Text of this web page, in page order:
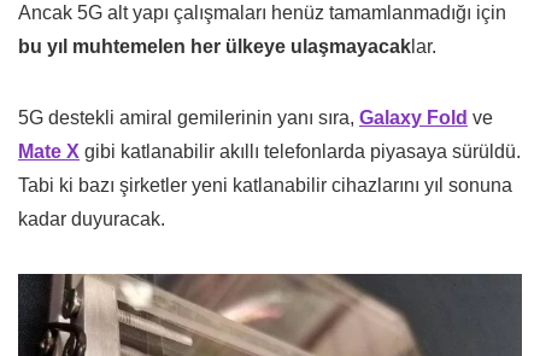
Ancak 5G alt yapı çalışmaları henüz tamamlanmadığı için
bu yıl muhtemelen her ülkeye ulaşmayacak lar.
5G destekli amiral gemilerinin yanı sıra, Galaxy Fold ve
Mate X gibi katlanabilir akıllı telefonlarda piyasaya sürüldü.
Tabi ki bazı şirketler yeni katlanabilir cihazlarını yıl sonuna
kadar duyuracak.